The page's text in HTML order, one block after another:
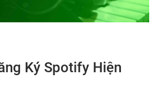
Ký Spotify Hiện